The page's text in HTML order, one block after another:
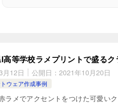
高等学校ラメプリントで盛る
月12日 公開日： 2021年10月20日
ウェア作成事例
ラメでアクセントをつけた可愛い